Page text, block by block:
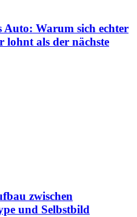
Auto: Warum sich echter
lohnt als der nächste
zwischen
und Selbstbild